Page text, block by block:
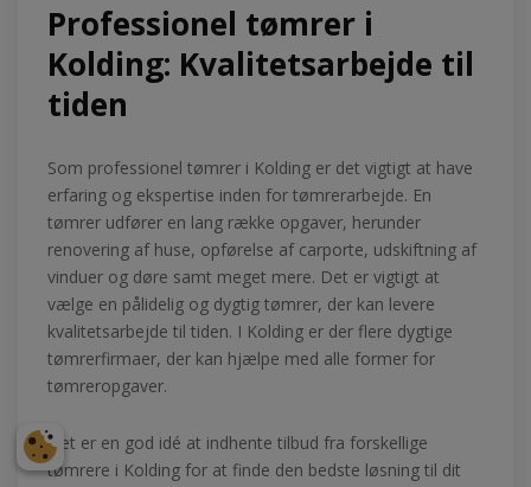
Professionel tømrer i
Kolding: Kvalitetsarbejde til
tiden
Som professionel tømrer i Kolding er det vigtigt at have
erfaring og ekspertise inden for tømrerarbejde. En
tømrer udfører en lang række opgaver, herunder
renovering af huse, opførelse af carporte, udskiftning af
vinduer og døre samt meget mere. Det er vigtigt at
vælge en pålidelig og dygtig tømrer, der kan levere
kvalitetsarbejde til tiden. I Kolding er der flere dygtige
tømrerfirmaer, der kan hjælpe med alle former for
tømreropgaver.
Det er en god idé at indhente tilbud fra forskellige
tømrere i Kolding for at finde den bedste løsning til dit